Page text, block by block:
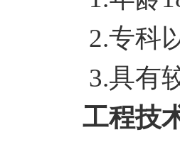
2.专科
3.具有
工程技